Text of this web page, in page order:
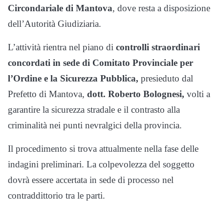
Circondariale di Mantova, dove resta a disposizione
dell’Autorità Giudiziaria.
L’attività rientra nel piano di controlli straordinari
concordati in sede di Comitato Provinciale per
l’Ordine e la Sicurezza Pubblica, presieduto dal
Prefetto di Mantova, dott. Roberto Bolognesi, volti a
garantire la sicurezza stradale e il contrasto alla
criminalità nei punti nevralgici della provincia.
Il procedimento si trova attualmente nella fase delle
indagini preliminari. La colpevolezza del soggetto
dovrà essere accertata in sede di processo nel
contraddittorio tra le parti.